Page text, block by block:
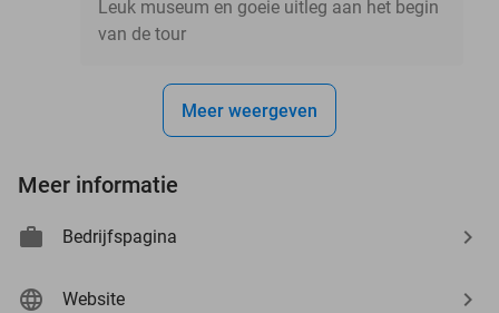
Leuk museum en goeie uitleg aan het begin
van de tour
Meer weergeven
Meer informatie
Bedrijfspagina
Website